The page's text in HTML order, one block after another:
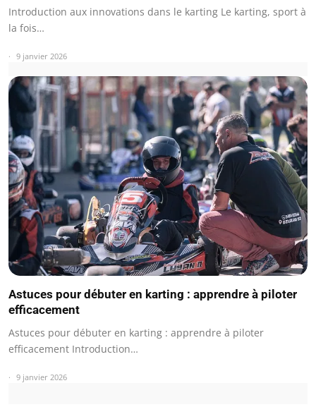
Introduction aux innovations dans le karting Le karting, sport à
la fois…
9 janvier 2026
Astuces pour débuter en karting : apprendre à piloter
efficacement
Astuces pour débuter en karting : apprendre à piloter
efficacement Introduction…
9 janvier 2026